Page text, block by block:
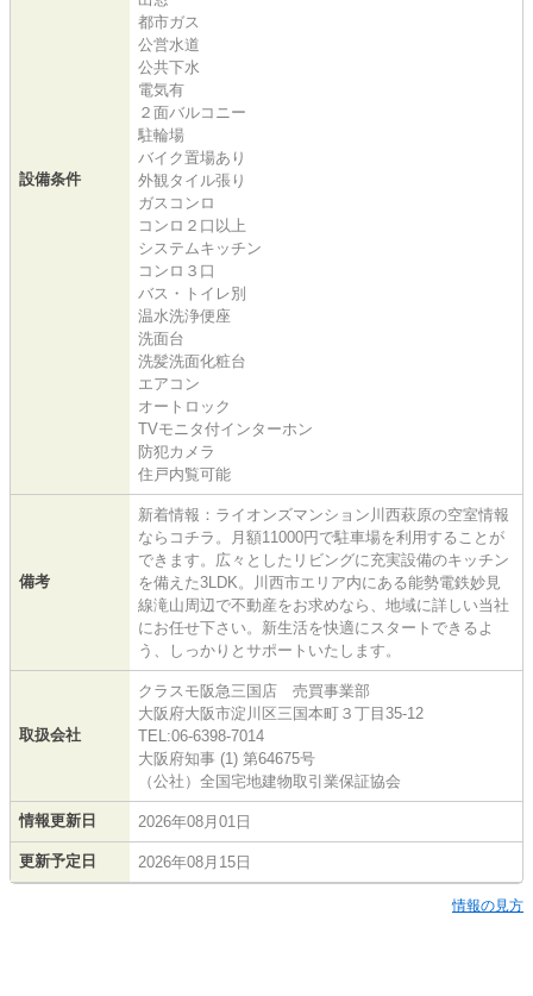
設備条件
都市ガス
公営水道
公共下水
電気有
２面バルコニー
駐輪場
バイク置場あり
外観タイル張り
ガスコンロ
コンロ２口以上
システムキッチン
コンロ３口
バス・トイレ別
温水洗浄便座
洗面台
洗髪洗面化粧台
エアコン
オートロック
TVモニタ付インターホン
防犯カメラ
住戸内覧可能
備考
新着情報：ライオンズマンション川西萩原の空室情報
ならコチラ。月額11000円で駐車場を利用することが
できます。広々としたリビングに充実設備のキッチン
を備えた3LDK。川西市エリア内にある能勢電鉄妙見
線滝山周辺で不動産をお求めなら、地域に詳しい当社
にお任せ下さい。新生活を快適にスタートできるよ
う、しっかりとサポートいたします。
取扱会社
クラスモ阪急三国店 売買事業部
大阪府大阪市淀川区三国本町３丁目35-12
TEL:06-6398-7014
大阪府知事 (1) 第64675号
（公社）全国宅地建物取引業保証協会
情報更新日 2026年08月01日
更新予定日 2026年08月15日
情報の見方